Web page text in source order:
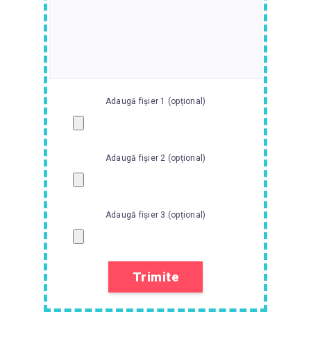
Adaugă fișier 1 (opțional)
Adaugă fișier 2 (opțional)
Adaugă fișier 3 (opțional)